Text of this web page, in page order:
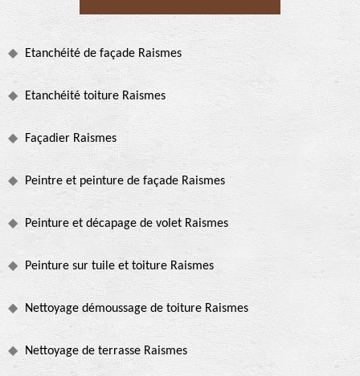
Etanchéité de façade Raismes
Etanchéité toiture Raismes
Façadier Raismes
Peintre et peinture de façade Raismes
Peinture et décapage de volet Raismes
Peinture sur tuile et toiture Raismes
Nettoyage démoussage de toiture Raismes
Nettoyage de terrasse Raismes